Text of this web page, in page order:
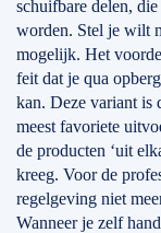
schuifbare delen,
worden. Stel je wilt
mogelijk. Het
feit dat je qua
kan. Deze variant is
meest favoriete
de producten ‘uit
kreeg. Voor de
regelgeving niet
Wanneer je zelf